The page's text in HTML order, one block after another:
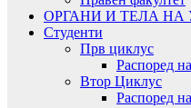
ОРГАНИ И ТЕЛА НА
Студенти
Прв циклус
Распоред
Втор Циклус
Распоред